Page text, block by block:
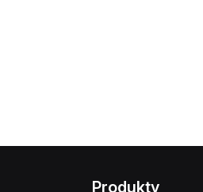
Produkty